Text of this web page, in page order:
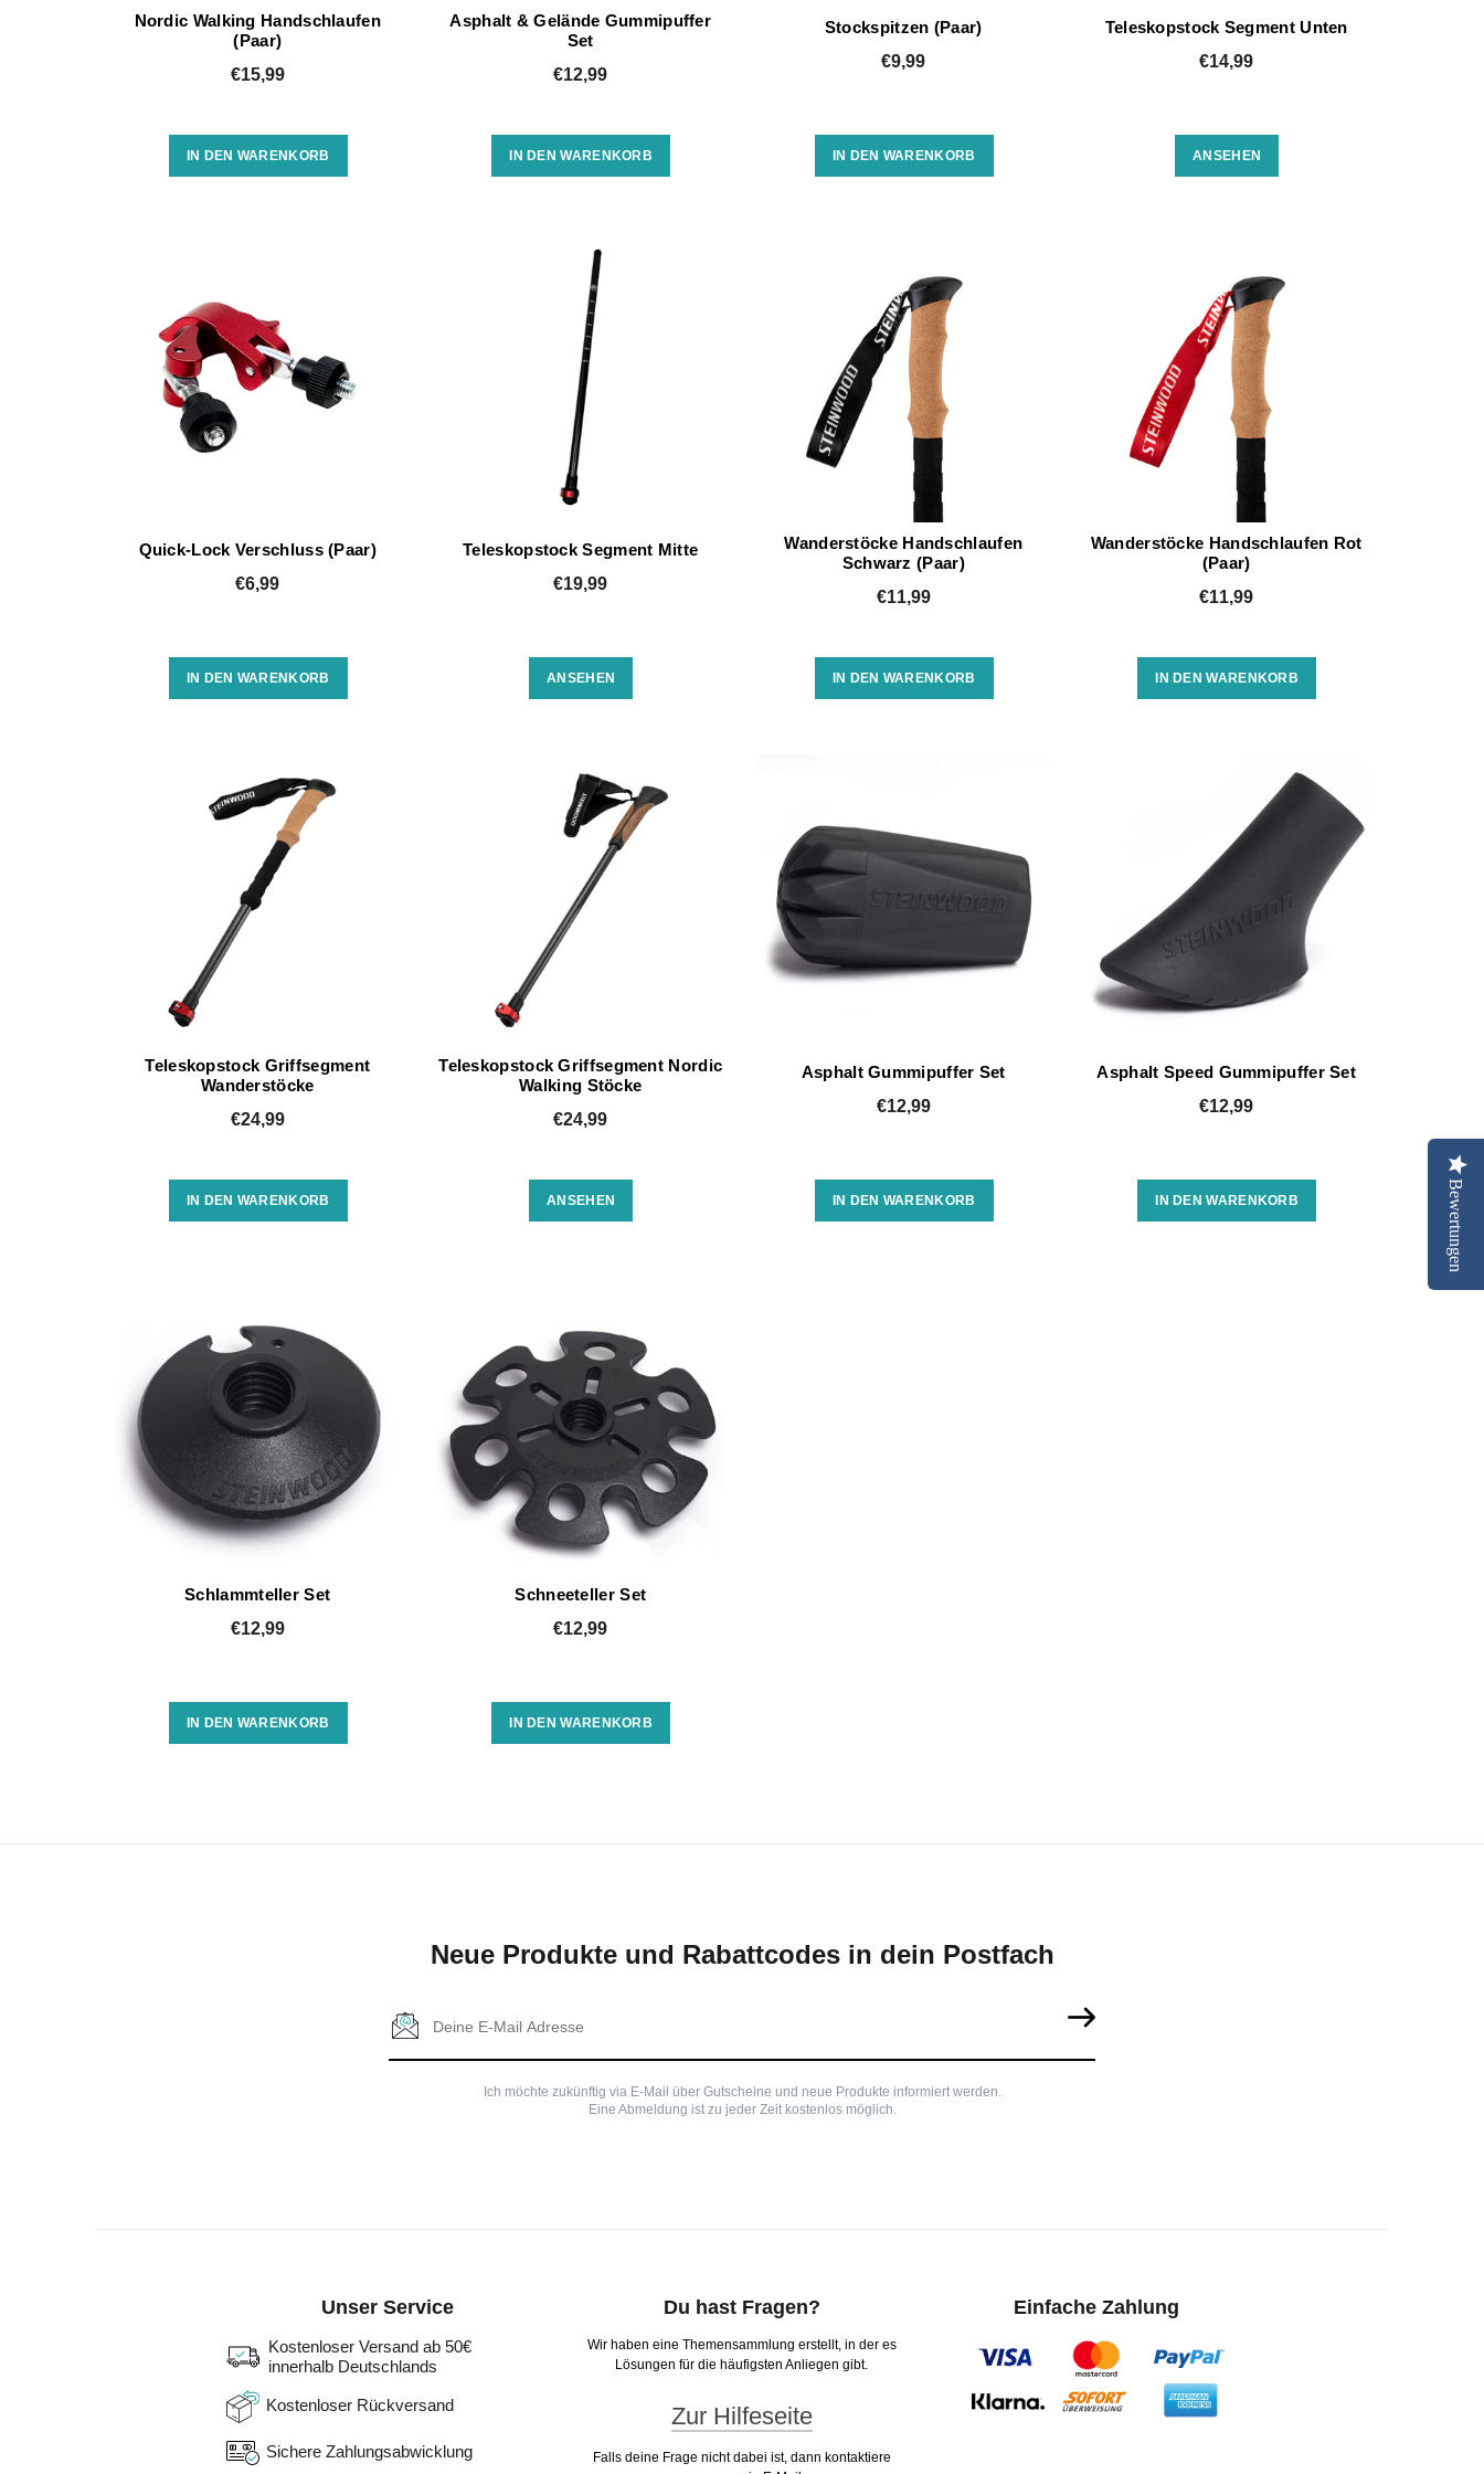
Nordic Walking Handschlaufen
(Paar)
€15,99
IN DEN WARENKORB
Asphalt & Gelände Gummipuffer
Set
€12,99
IN DEN WARENKORB
Stockspitzen (Paar)
€9,99
IN DEN WARENKORB
Teleskopstock Segment Unten
€14,99
ANSEHEN
Quick-Lock Verschluss (Paar)
€6,99
IN DEN WARENKORB
Teleskopstock Segment Mitte
€19,99
ANSEHEN
Wanderstöcke Handschlaufen
Schwarz (Paar)
€11,99
IN DEN WARENKORB
Wanderstöcke Handschlaufen Rot
(Paar)
€11,99
IN DEN WARENKORB
Teleskopstock Griffsegment
Wanderstöcke
€24,99
IN DEN WARENKORB
Teleskopstock Griffsegment Nordic
Walking Stöcke
€24,99
ANSEHEN
Asphalt Gummipuffer Set
€12,99
IN DEN WARENKORB
Asphalt Speed Gummipuffer Set
€12,99
IN DEN WARENKORB
Schlammteller Set
€12,99
IN DEN WARENKORB
Schneeteller Set
€12,99
IN DEN WARENKORB
Neue Produkte und Rabattcodes in dein Postfach
Ich möchte zukünftig via E-Mail über Gutscheine und neue Produkte informiert werden.
Eine Abmeldung ist zu jeder Zeit kostenlos möglich.
Unser Service
Kostenloser Versand ab 50€
innerhalb Deutschlands
Kostenloser Rückversand
Sichere Zahlungsabwicklung
Du hast Fragen?
Wir haben eine Themensammlung erstellt, in der es
Lösungen für die häufigsten Anliegen gibt.
Zur Hilfeseite
Falls deine Frage nicht dabei ist, dann kontaktiere
Einfache Zahlung
Bewertungen